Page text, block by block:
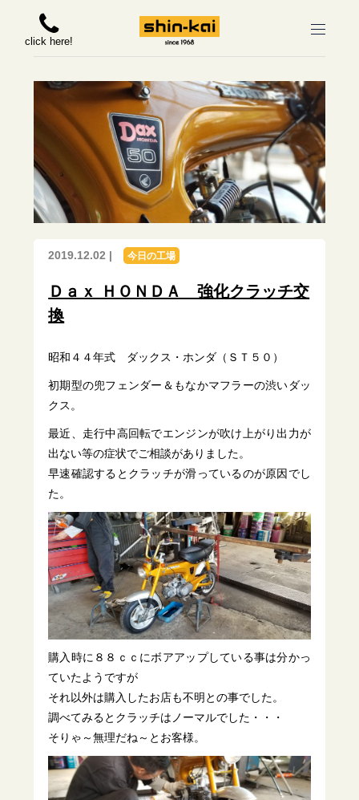
click here!
2019.12.02 | 今日の工場
Ｄａｘ ＨＯＮＤＡ 強化クラッチ交
換
昭和４４年式 ダックス・ホンダ（ＳＴ５０）
初期型の兜フェンダー＆もなかマフラーの渋いダッ
クス。
最近、走行中高回転でエンジンが吹け上がり出力が
出ない等の症状でご相談がありました。
早速確認するとクラッチが滑っているのが原因でし
た。
購入時に８８ｃｃにボアアップしている事は分かっ
ていたようですが
それ以外は購入したお店も不明との事でした。
調べてみるとクラッチはノーマルでした・・・
そりゃ～無理だね～とお客様。